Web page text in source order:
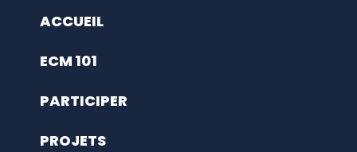
ACCUEIL
ECM 101
PARTICIPER
PROJETS